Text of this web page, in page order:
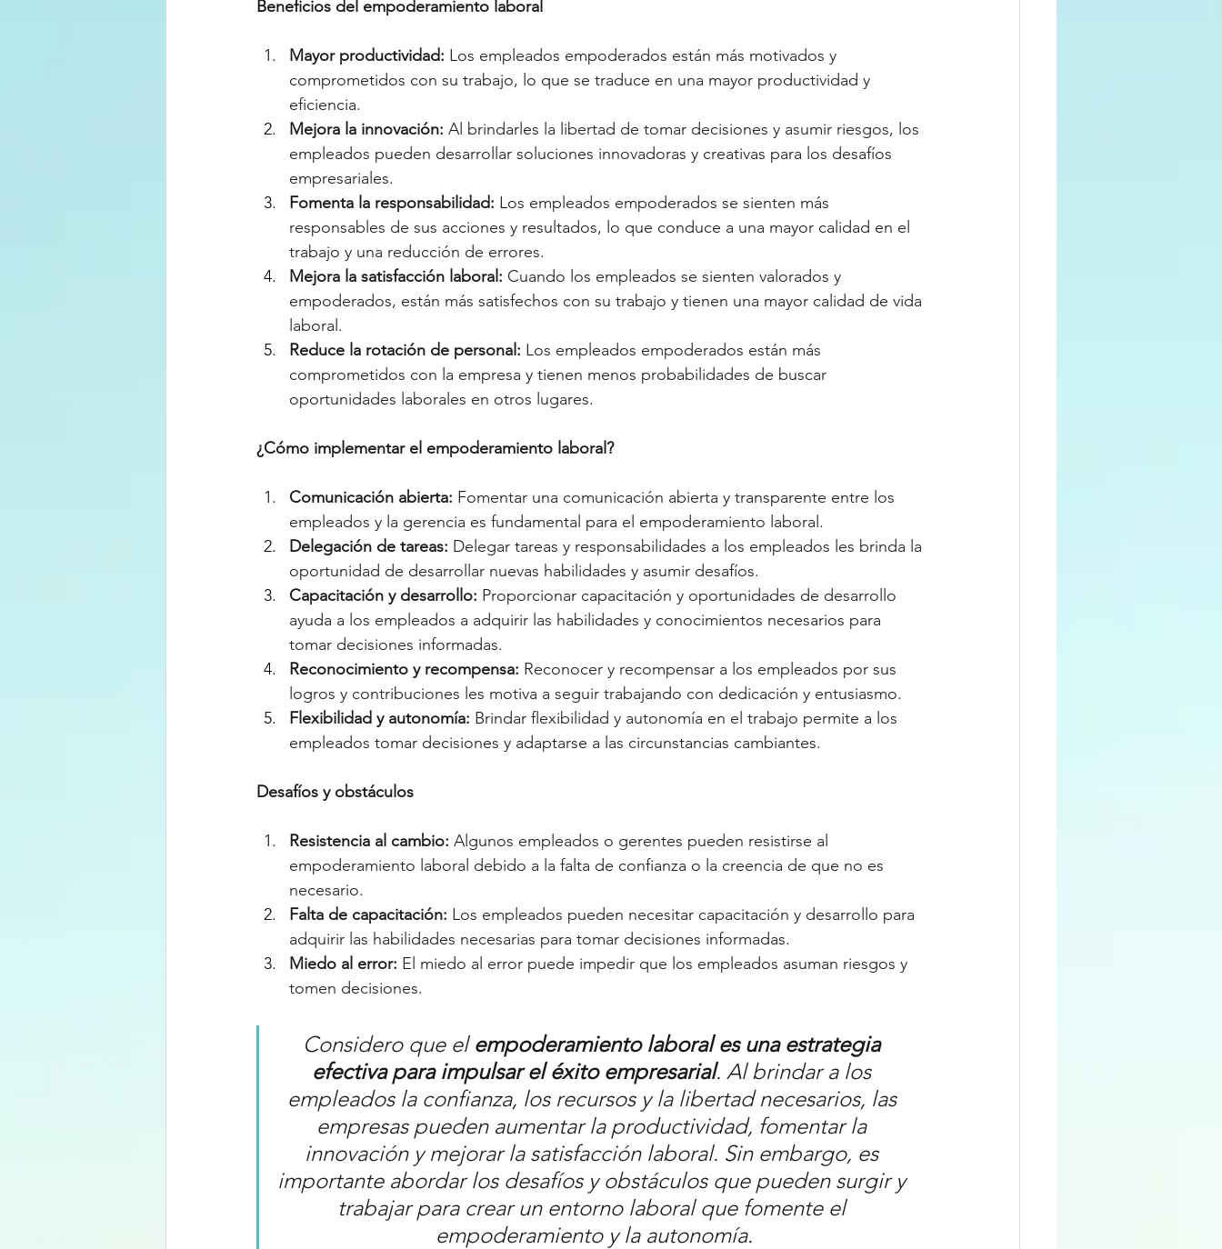
Beneficios del empoderamiento laboral
Mayor productividad: Los empleados empoderados están más motivados y
comprometidos con su trabajo, lo que se traduce en una mayor productividad y
eficiencia.
Mejora la innovación: Al brindarles la libertad de tomar decisiones y asumir riesgos, los
empleados pueden desarrollar soluciones innovadoras y creativas para los desafíos
empresariales.
Fomenta la responsabilidad: Los empleados empoderados se sienten más
responsables de sus acciones y resultados, lo que conduce a una mayor calidad en el
trabajo y una reducción de errores.
Mejora la satisfacción laboral: Cuando los empleados se sienten valorados y
empoderados, están más satisfechos con su trabajo y tienen una mayor calidad de vida
laboral.
Reduce la rotación de personal: Los empleados empoderados están más
comprometidos con la empresa y tienen menos probabilidades de buscar
oportunidades laborales en otros lugares.
¿Cómo implementar el empoderamiento laboral?
Comunicación abierta: Fomentar una comunicación abierta y transparente entre los
empleados y la gerencia es fundamental para el empoderamiento laboral.
Delegación de tareas: Delegar tareas y responsabilidades a los empleados les brinda la
oportunidad de desarrollar nuevas habilidades y asumir desafíos.
Capacitación y desarrollo: Proporcionar capacitación y oportunidades de desarrollo
ayuda a los empleados a adquirir las habilidades y conocimientos necesarios para
tomar decisiones informadas.
Reconocimiento y recompensa: Reconocer y recompensar a los empleados por sus
logros y contribuciones les motiva a seguir trabajando con dedicación y entusiasmo.
Flexibilidad y autonomía: Brindar flexibilidad y autonomía en el trabajo permite a los
empleados tomar decisiones y adaptarse a las circunstancias cambiantes.
Desafíos y obstáculos
Resistencia al cambio: Algunos empleados o gerentes pueden resistirse al
empoderamiento laboral debido a la falta de confianza o la creencia de que no es
necesario.
Falta de capacitación: Los empleados pueden necesitar capacitación y desarrollo para
adquirir las habilidades necesarias para tomar decisiones informadas.
Miedo al error: El miedo al error puede impedir que los empleados asuman riesgos y
tomen decisiones.
Considero que el empoderamiento laboral es una estrategia
efectiva para impulsar el éxito empresarial. Al brindar a los
empleados la confianza, los recursos y la libertad necesarios, las
empresas pueden aumentar la productividad, fomentar la
innovación y mejorar la satisfacción laboral. Sin embargo, es
importante abordar los desafíos y obstáculos que pueden surgir y
trabajar para crear un entorno laboral que fomente el
empoderamiento y la autonomía.